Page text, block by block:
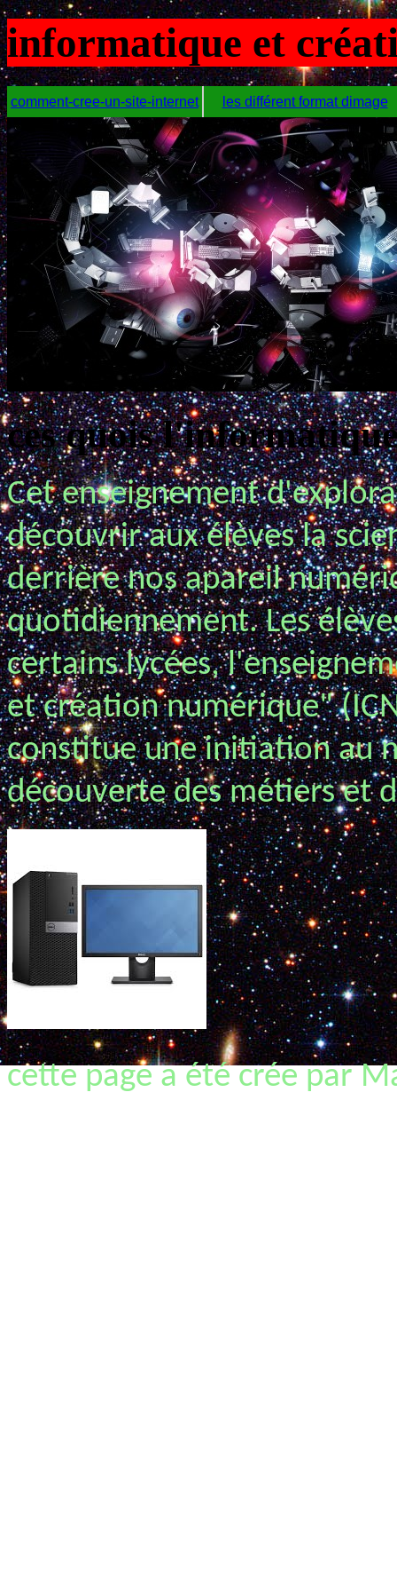
informatique et
comment-cree-un-site-internet les différent format dimage
ces quois
Cet enseignement
découvrir aux élèves la
derrière nos apareil
quotidiennement. Les
certains lycées,
et création numérique"
constitue une initiation au
découverte des métiers et
cette page a été crée par